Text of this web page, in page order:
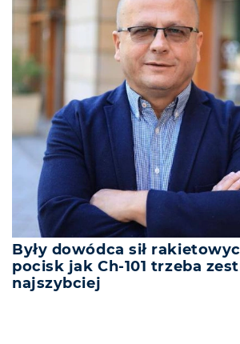
Były dowódca sił
pocisk jak Ch-101 trzeba
najszybciej